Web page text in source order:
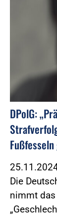
DPolG:
Die
nimmt das